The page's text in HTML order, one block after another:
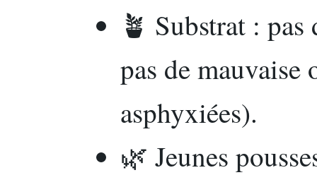
🪴 Substrat : pas
pas de mauvaise
asphyxiées).
🌿 Jeunes